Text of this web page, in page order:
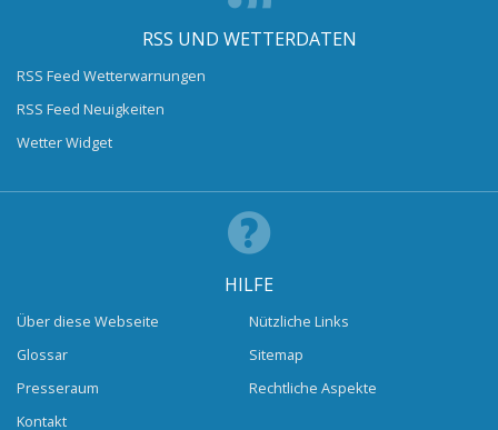
RSS UND WETTERDATEN
RSS Feed Wetterwarnungen
RSS Feed Neuigkeiten
Wetter Widget
HILFE
Über diese Webseite
Glossar
Presseraum
Kontakt
Nützliche Links
Sitemap
Rechtliche Aspekte